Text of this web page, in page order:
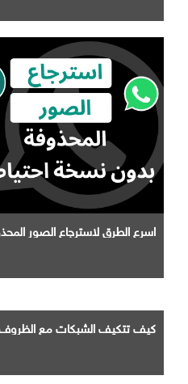
اسرع الطرق لاسترجاع الصور
كيف تتكيف الشبكات مع الظروف